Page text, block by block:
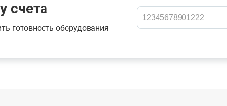
счета
готовность оборудования